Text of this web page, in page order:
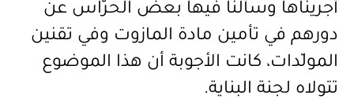
أجريناها وسألنا فيها بعض الحرّاس عن
دورهم في تأمين مادة المازوت وفي تقنين
المولّدات، كانت الأجوبة أن هذا الموضوع
تتولاه لجنة البناية.